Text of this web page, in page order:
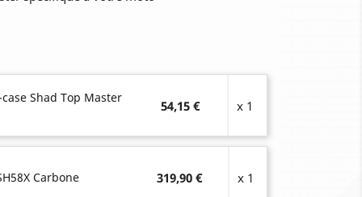
Shad Top Master
54,15 € x 1
Carbone 319,90 € x 1